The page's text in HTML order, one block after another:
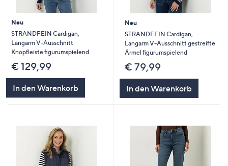
Neu
STRANDFEIN Cardigan,
Langarm V-Ausschnitt
Knopfleiste figurumspielend
€ 129,99
In den Warenkorb
Neu
STRANDFEIN Cardigan,
Langarm V-Ausschnitt gestreifte
Ärmel figurumspielend
€ 79,99
In den Warenkorb